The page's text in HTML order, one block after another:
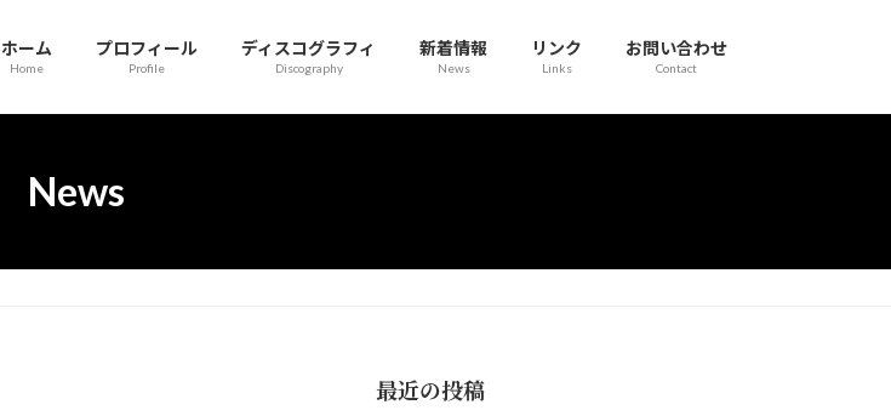
ホーム
Home
プロフィール
Profile
ディスコグラフィ
Discography
新着情報
News
リンク
Links
お問い合わせ
Contact
News
最近の投稿